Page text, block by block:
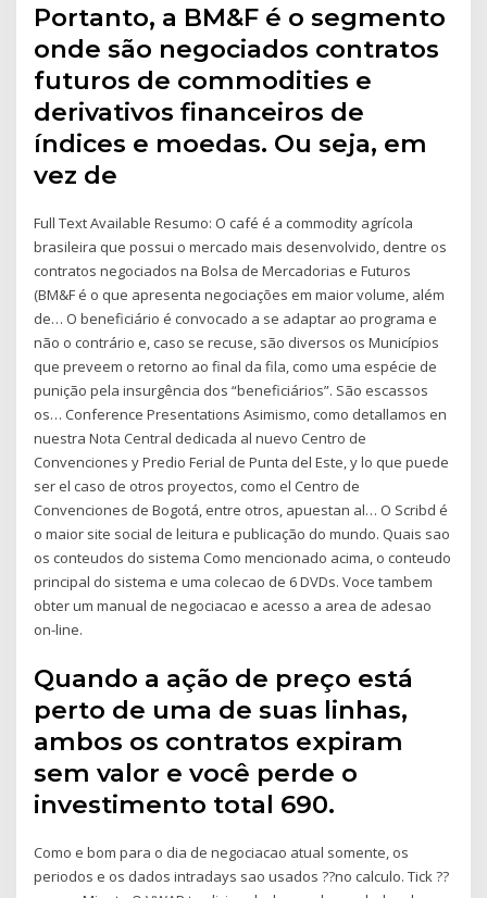
Portanto, a BM&F é o segmento
onde são negociados contratos
futuros de commodities e
derivativos financeiros de
índices e moedas. Ou seja, em
vez de
Full Text Available Resumo: O café é a commodity agrícola
brasileira que possui o mercado mais desenvolvido, dentre os
contratos negociados na Bolsa de Mercadorias e Futuros
(BM&F é o que apresenta negociações em maior volume, além
de… O beneficiário é convocado a se adaptar ao programa e
não o contrário e, caso se recuse, são diversos os Municípios
que preveem o retorno ao final da fila, como uma espécie de
punição pela insurgência dos “beneficiários”. São escassos
os… Conference Presentations Asimismo, como detallamos en
nuestra Nota Central dedicada al nuevo Centro de
Convenciones y Predio Ferial de Punta del Este, y lo que puede
ser el caso de otros proyectos, como el Centro de
Convenciones de Bogotá, entre otros, apuestan al… O Scribd é
o maior site social de leitura e publicação do mundo. Quais sao
os conteudos do sistema Como mencionado acima, o conteudo
principal do sistema e uma colecao de 6 DVDs. Voce tambem
obter um manual de negociacao e acesso a area de adesao
on-line.
Quando a ação de preço está
perto de uma de suas linhas,
ambos os contratos expiram
sem valor e você perde o
investimento total 690.
Como e bom para o dia de negociacao atual somente, os
periodos e os dados intradays sao usados ??no calculo. Tick ??